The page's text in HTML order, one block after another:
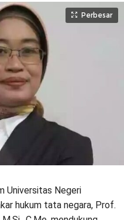
Perbesar
Universitas Negeri
hukum tata negara, Prof.